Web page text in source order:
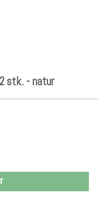
stk. - natur